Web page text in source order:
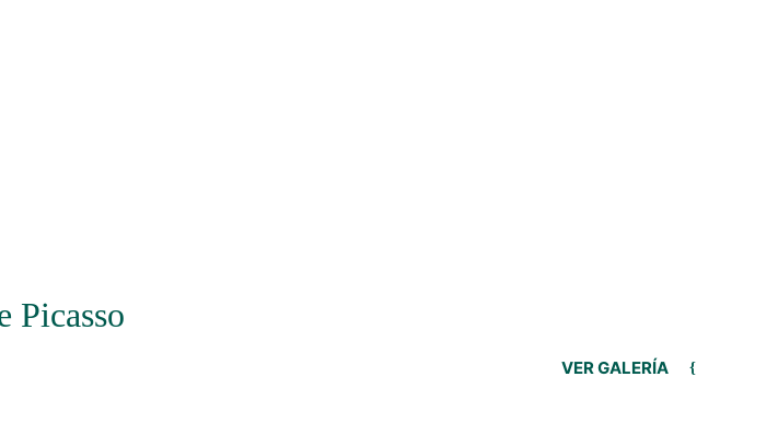
Picasso
VER GALERÍA